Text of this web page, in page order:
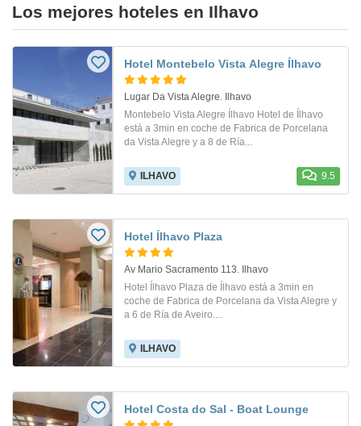
Los mejores hoteles en Ilhavo
Hotel Montebelo Vista Alegre Ílhavo
Lugar Da Vista Alegre. Ilhavo
Montebelo Vista Alegre Ílhavo Hotel de Ílhavo
está a 3min en coche de Fabrica de Porcelana
da Vista Alegre y a 8 de Ría...
ILHAVO 9.5
Hotel Ílhavo Plaza
Av Mario Sacramento 113. Ilhavo
Hotel Ílhavo Plaza de Ílhavo está a 3min en
coche de Fabrica de Porcelana da Vista Alegre y
a 6 de Ría de Aveiro....
ILHAVO
Hotel Costa do Sal - Boat Lounge